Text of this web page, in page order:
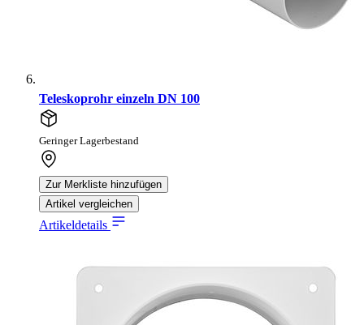
Teleskoprohr einzeln DN 100
Geringer Lagerbestand
Zur Merkliste hinzufügen
Artikel vergleichen
Artikeldetails